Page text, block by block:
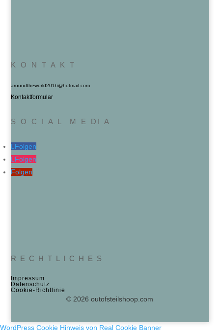
K O N T A K T
aroundtheworld2016@hotmail.com
Kontaktformular
S O C I A L M E DI A
Folgen
Folgen
Folgen
R E C H T L I C H E S
Impressum
Datenschutz
Cookie‑Richtlinie
© 2026 outofsteilshoop.com
WordPress Cookie Hinweis von Real Cookie Banner